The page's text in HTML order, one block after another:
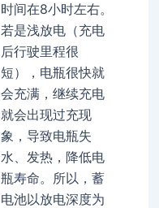
时间在8小时左右。
若是浅放电（充电
后行驶里程很
短），电瓶很快就
会充满，继续充电
就会出现过充现
象，导致电瓶失
水、发热，降低电
瓶寿命。所以，蓄
电池以放电深度为